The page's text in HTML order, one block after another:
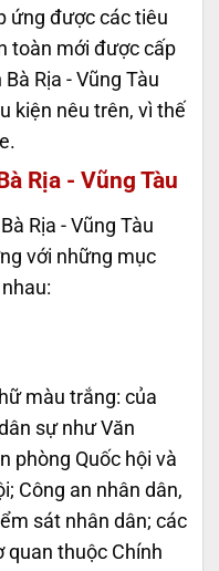
ứng được các tiêu
toàn mới được cấp
Rịa - Vũng Tàu
kiện nêu trên, vì thế
Rịa - Vũng Tàu
Rịa - Vũng Tàu
với những mục
màu trắng: của
sự như Văn
phòng Quốc hội và
Công an nhân dân,
sát nhân dân; các
quan thuộc Chính